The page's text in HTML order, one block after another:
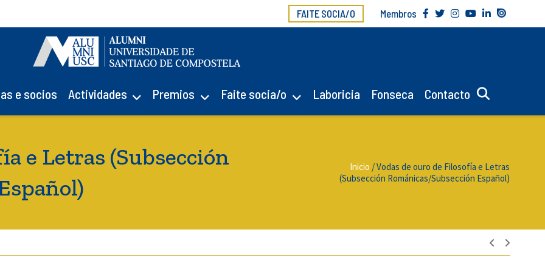
FAITE SOCIA/O Membros
e socios Actividades Premios Faite socia/o Laboricia Fonseca Contacto
e Letras (Subsección
Inicio /Vodas de ouro de Filosofía e Letras
(Subsección Románicas/Subsección Español)